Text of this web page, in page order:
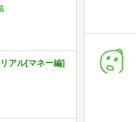
アル[マネー編]